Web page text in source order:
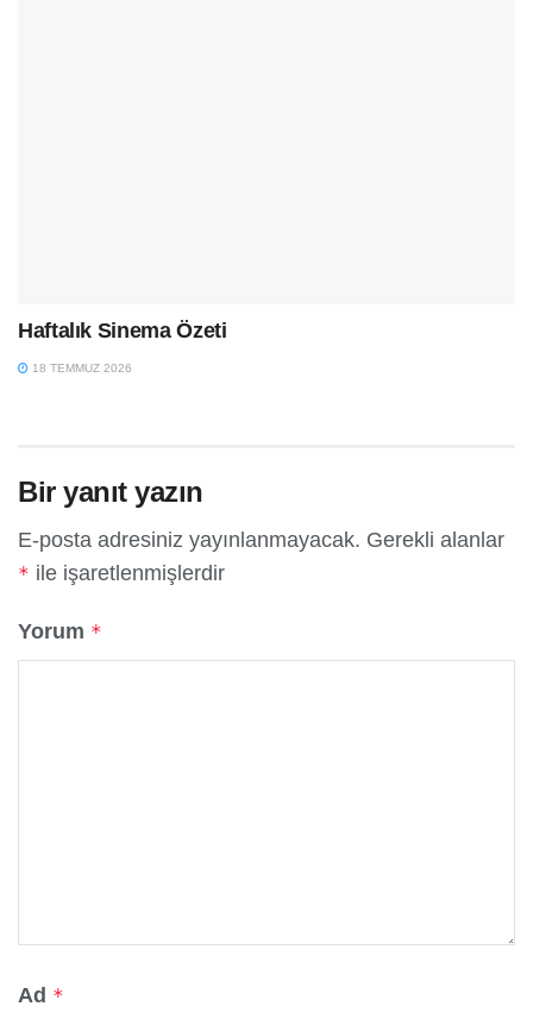
Haftalık Sinema Özeti
18 TEMMUZ 2026
Bir yanıt yazın
E-posta adresiniz yayınlanmayacak. Gerekli alanlar
* ile işaretlenmişlerdir
Yorum *
Ad *